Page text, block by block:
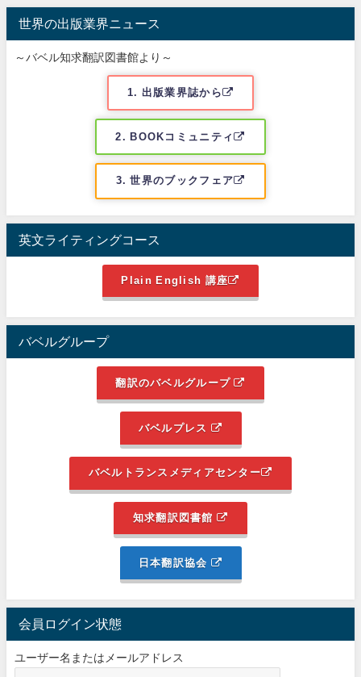
世界の出版業界ニュース
～バベル知求翻訳図書館より～
1. 出版業界誌から
2. BOOKコミュニティ
3. 世界のブックフェア
英文ライティングコース
Plain English 講座
バベルグループ
翻訳のバベルグループ
バベルプレス
バベルトランスメディアセンター
知求翻訳図書館
日本翻訳協会
会員ログイン状態
ユーザー名またはメールアドレス